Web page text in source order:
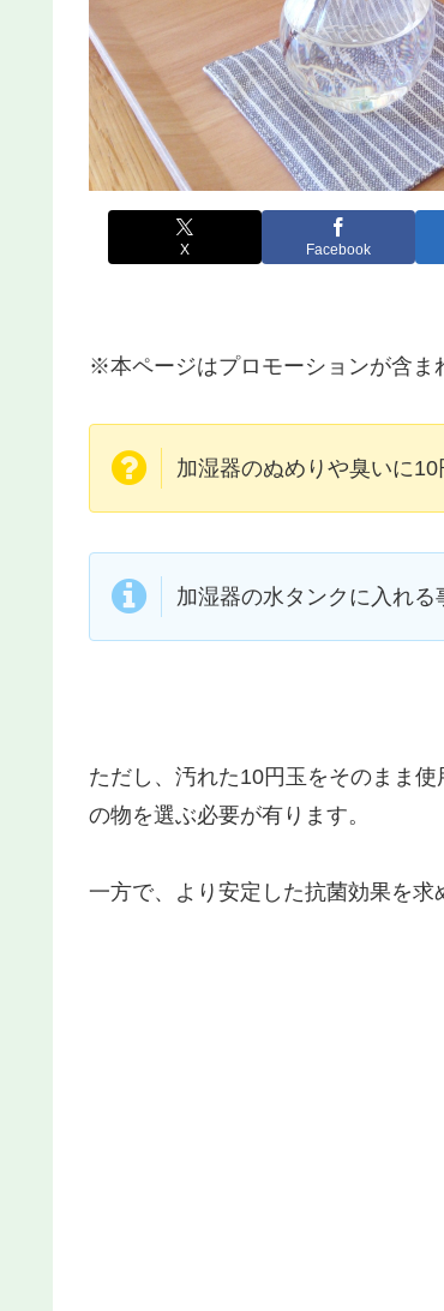
X Facebook
※本ページはプロモーションが含ま
加湿器のぬめりや臭いに
加湿器の水タンクに入れ
ただし、汚れた10円玉をそのまま
の物を選ぶ必要が有ります。
一方で、より安定した抗菌効果を求